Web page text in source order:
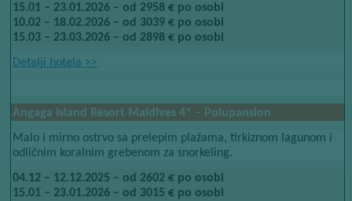
15.01 – 23.01.2026 – od 2958 € po osobi
10.02 – 18.02.2026 – od 3039 € po osobi
15.03 – 23.03.2026 – od 2898 € po osobi
Detalji hotela​​ >>
Angaga Island Resort Maldives​​ 4*​​ – Polupansion
Malo i mirno ostrvo sa prelepim plažama, tirkiznom lagunom i
odličnim koralnim grebenom za snorkeling.
04.12 – 12.12.2025 – od 2602 € po osobi
15.01 – 23.01.2026 – od 3015 € po osobi